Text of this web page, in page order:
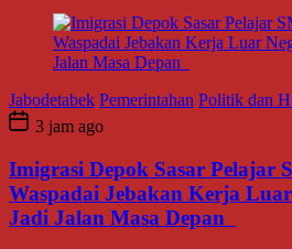
Jabodetabek Pemerintahan Politik dan
3 jam ago
Imigrasi Depok Sasar Pelajar
Waspadai Jebakan Kerja
Jadi Jalan Masa Depan